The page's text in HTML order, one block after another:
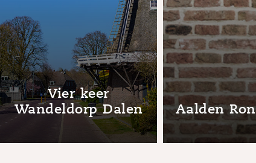
Vier keer
Wandeldorp Dalen
Aalden